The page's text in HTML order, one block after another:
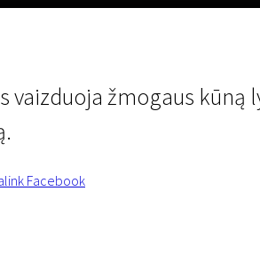
vaizduoja žmogaus kūną
Facebook